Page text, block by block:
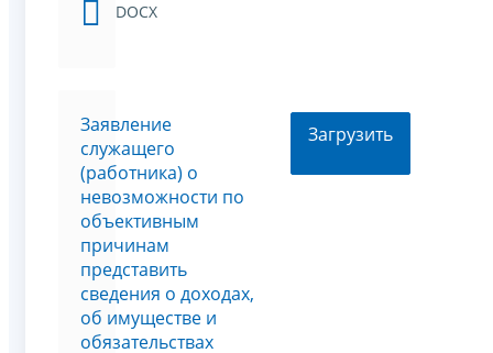
DOCX
Заявление
служащего
(работника) о
невозможности по
объективным
причинам
представить
сведения о доходах,
об имуществе и
обязательствах
Загрузить